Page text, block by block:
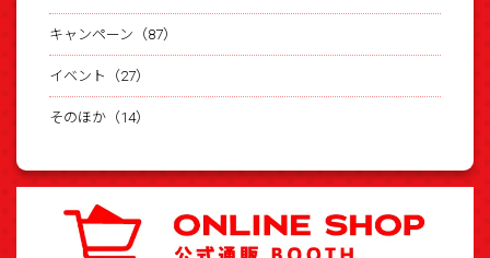
キャンペーン（87）
イベント（27）
そのほか（14）